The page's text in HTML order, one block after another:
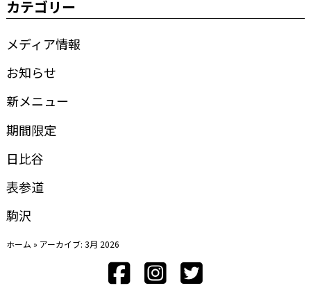
カテゴリー
メディア情報
お知らせ
新メニュー
期間限定
日比谷
表参道
駒沢
ホーム » アーカイブ: 3月 2026